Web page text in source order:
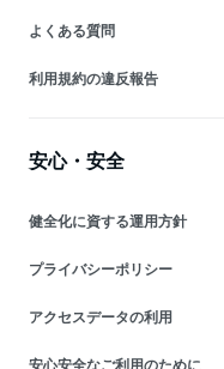
よくある質問
利用規約の違反報告
安心・安全
健全化に資する運用方針
プライバシーポリシー
アクセスデータの利用
安心安全なご利用のために